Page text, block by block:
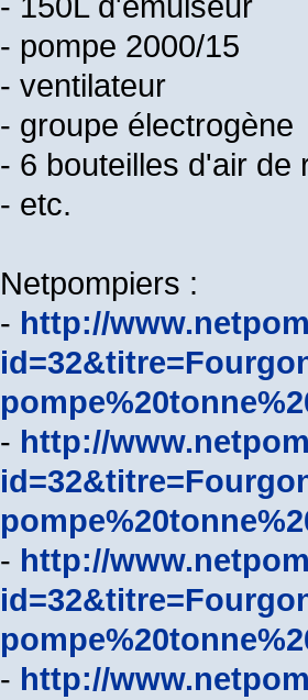
- pompe 2000/15
- ventilateur
- groupe électrogène
- 6 bouteilles d'air de
- etc.
Netpompiers :
- http://
- http://
- http://
- http://